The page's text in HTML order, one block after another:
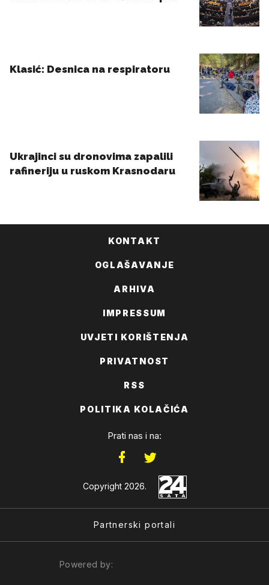
KONTAKT
OGLAŠAVANJE
ARHIVA
IMPRESSUM
UVJETI KORIŠTENJA
PRIVATNOST
RSS
POLITIKA KOLAČIĆA
Prati nas i na:
Copyright 2026.
Partnerski portali
Powered by: